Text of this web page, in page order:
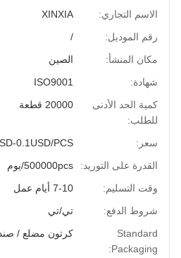
الاسم التجاري:
XINXIA
رقم الموديل:
/
مكان المنشأ:
الصين
شهادة:
ISO9001
كمية الحد الأدنى
للطلب:
20000 قطعة
سعر:
0.1USD/PCS
القدرة على التوريد:
500000pcs/يوم
وقت التسليم:
7-10 أيام عمل
شروط الدفع:
تي/تي
Standard
Packaging:
كرتون مضلع /